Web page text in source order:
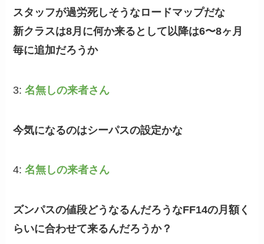
スタッフが過労死しそうなロードマップだな
新クラスは8月に何か来るとして以降は6〜8ヶ月
毎に追加だろうか
3:名無しの来者さん
今気になるのはシーパスの設定かな
4:名無しの来者さん
ズンパスの値段どうなるんだろうなFF14の月額く
らいに合わせて来るんだろうか？